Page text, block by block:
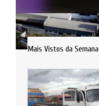
Mais Vistos da Semana